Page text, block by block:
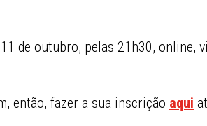
de outubro, pelas 21h30, online,
então, fazer a sua inscrição aqui